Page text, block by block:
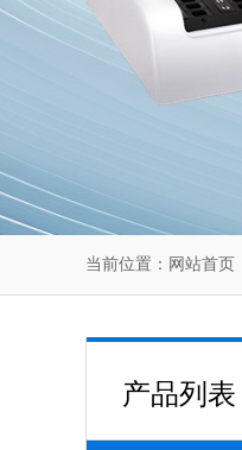
当前位置： 网站首页
产品列表